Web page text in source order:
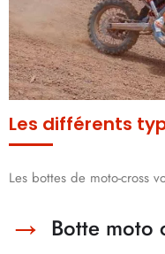
Les différents
Les bottes de moto-cross
Botte moto